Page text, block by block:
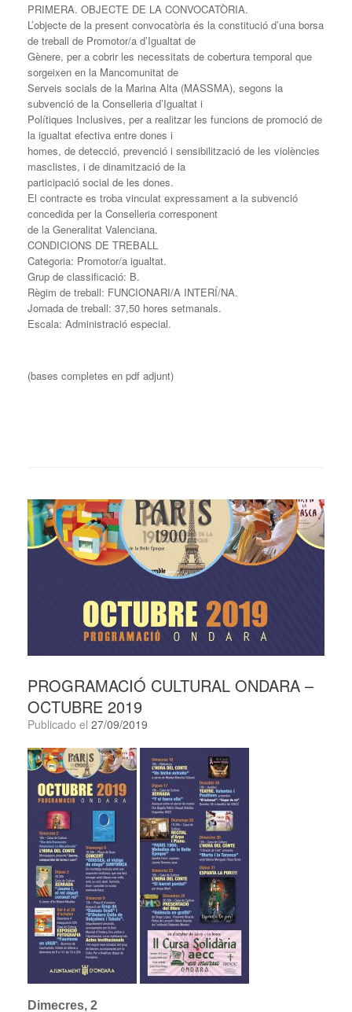
PRIMERA. OBJECTE DE LA CONVOCATÒRIA.
L’objecte de la present convocatòria és la constitució d’una borsa
de treball de Promotor/a d’Igualtat de
Gènere, per a cobrir les necessitats de cobertura temporal que
sorgeixen en la Mancomunitat de
Serveis socials de la Marina Alta (MASSMA), segons la
subvenció de la Conselleria d’Igualtat i
Polítiques Inclusives, per a realitzar les funcions de promoció de
la igualtat efectiva entre dones i
homes, de detecció, prevenció i sensibilització de les violències
masclistes, i de dinamització de la
participació social de les dones.
El contracte es troba vinculat expressament a la subvenció
concedida per la Conselleria corresponent
de la Generalitat Valenciana.
CONDICIONS DE TREBALL
Categoria: Promotor/a igualtat.
Grup de classificació: B.
Règim de treball: FUNCIONARI/A INTERÍ/NA.
Jornada de treball: 37,50 hores setmanals.
Escala: Administració especial.
(bases completes en pdf adjunt)
PROGRAMACIÓ CULTURAL ONDARA –
OCTUBRE 2019
Publicado el 27/09/2019
Dimecres, 2